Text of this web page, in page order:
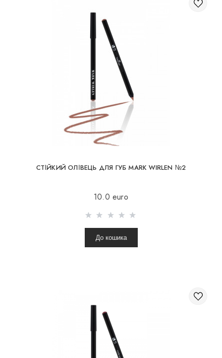
СТІЙКИЙ ОЛІВЕЦЬ ДЛЯ ГУБ MARK WIRLEN №2
10.0 euro
До кошика